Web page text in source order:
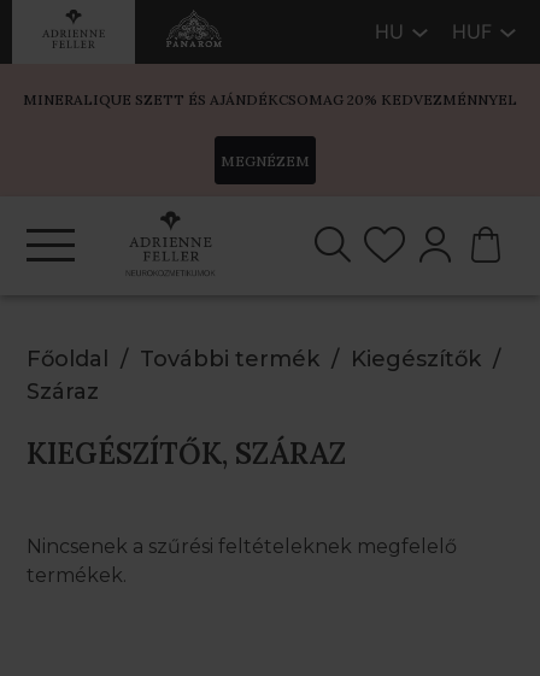
HU HUF
MINERALIQUE SZETT ÉS AJÁNDÉKCSOMAG 20% KEDVEZMÉNNYEL
MEGNÉZEM
Főoldal További termék
Kiegészítők
Száraz
KIEGÉSZÍTŐK, SZÁRAZ
Nincsenek a szűrési feltételeknek megfelelő
termékek.